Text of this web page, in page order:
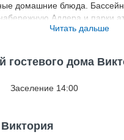
домашние блюда.
Адлера и парки
Читать дальше
гостевого дома
Заселение 14:00